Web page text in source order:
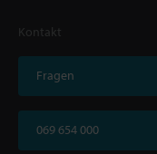
Kontakt
Fragen
069 654 000